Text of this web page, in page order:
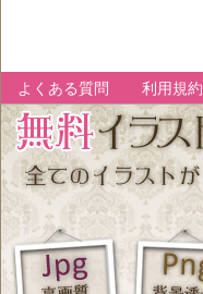
よくある質問 利用規約